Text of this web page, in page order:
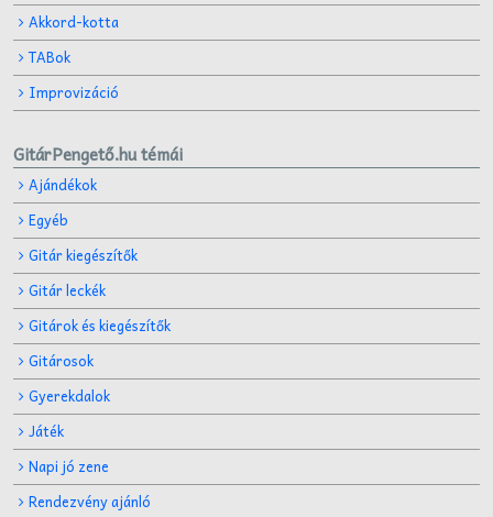
Akkord-kotta
TABok
Improvizáció
GitárPengető.hu témái
Ajándékok
Egyéb
Gitár kiegészítők
Gitár leckék
Gitárok és kiegészítők
Gitárosok
Gyerekdalok
Játék
Napi jó zene
Rendezvény ajánló